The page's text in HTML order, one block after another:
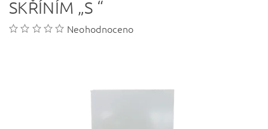
SKŘÍNÍM „S “
Neohodnoceno